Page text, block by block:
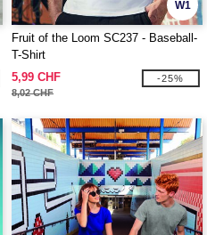
W1
Fruit of the Loom SC237 - Baseball-
T-Shirt
5,99 CHF
8,02 CHF
-25%